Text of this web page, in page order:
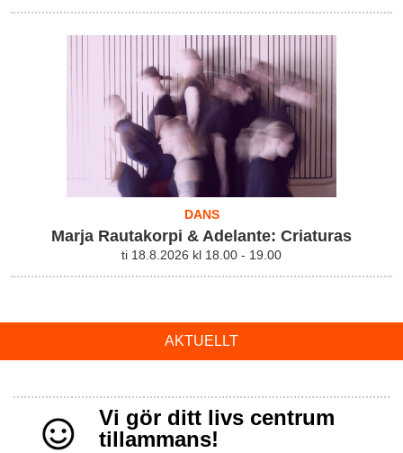
DANS
Marja Rautakorpi & Adelante: Criaturas
ti 18.8.2026 kl 18.00 - 19.00
AKTUELLT
Vi gör ditt livs centrum
tillammans!